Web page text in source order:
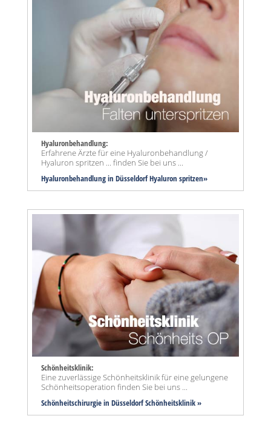
Hyaluronbehandlung:
Erfahrene Ärzte für eine Hyaluronbehandlung /
Hyaluron spritzen ... finden Sie bei uns ...
Hyaluronbehandlung in Düsseldorf Hyaluron spritzen»
Schönheitsklinik:
Eine zuverlässige Schönheitsklinik für eine gelungene
Schönheitsoperation finden Sie bei uns ...
Schönheitschirurgie in Düsseldorf Schönheitsklinik »